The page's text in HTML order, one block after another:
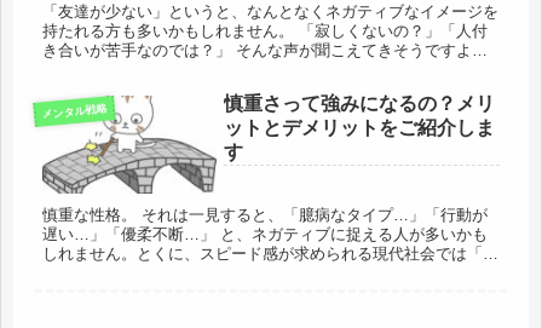
「友達が少ない」というと、なんとなくネガティブなイメージを
持たれる方も多いかもしれません。 「寂しくないの？」「人付
き合いが苦手なのでは？」 そんな声が聞こえてきそうですよ
メンタル戦略
慎重さって強みになるの？メリ
ットとデメリットをご紹介しま
す
慎重な性格。 それは一見すると、「臆病なタイプ…」「行動が
遅い…」「優柔不断…」 と、ネガティブに捉える人が多いかも
しれません。とくに、スピード感が求められる現代社会では「慎